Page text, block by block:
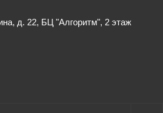
д. 22, БЦ "Алгоритм", 2 этаж